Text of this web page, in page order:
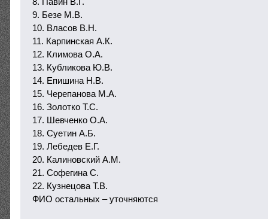
9. Безе М.В.
10. Власов В.Н.
11. Карпинская А.К.
12. Климова О.А.
13. Кубликова Ю.В.
14. Епишина Н.В.
15. Черепанова М.А.
16. Золотко Т.С.
17. Шевченко О.А.
18. Суетин А.Б.
19. Лебедев Е.Г.
20. Калиновский А.М.
21. Софегина С.
22. Кузнецова Т.В.
ФИО остальных – уточняются